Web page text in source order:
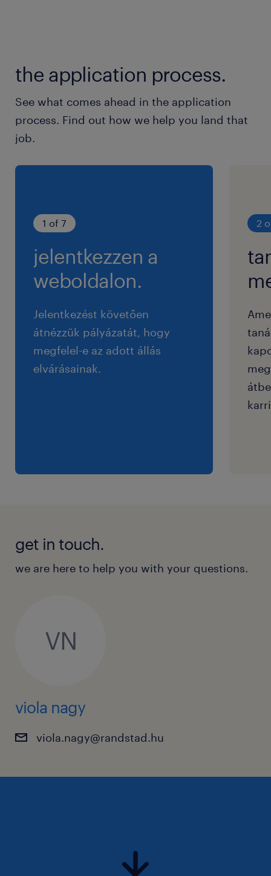
lean tool
folyamat mérnökség
the application process.
See what comes ahead in the application
process. Find out how we help you land that
job.
1 of 7
jelentkezzen a
weboldalon.
Jelentkezést követően
átnézzük pályázatát, hogy
megfelel-e az adott állás
elvárásainak.
2
get in touch.
we are here to help you with your questions.
VN
viola nagy
viola.nagy@randstad.hu